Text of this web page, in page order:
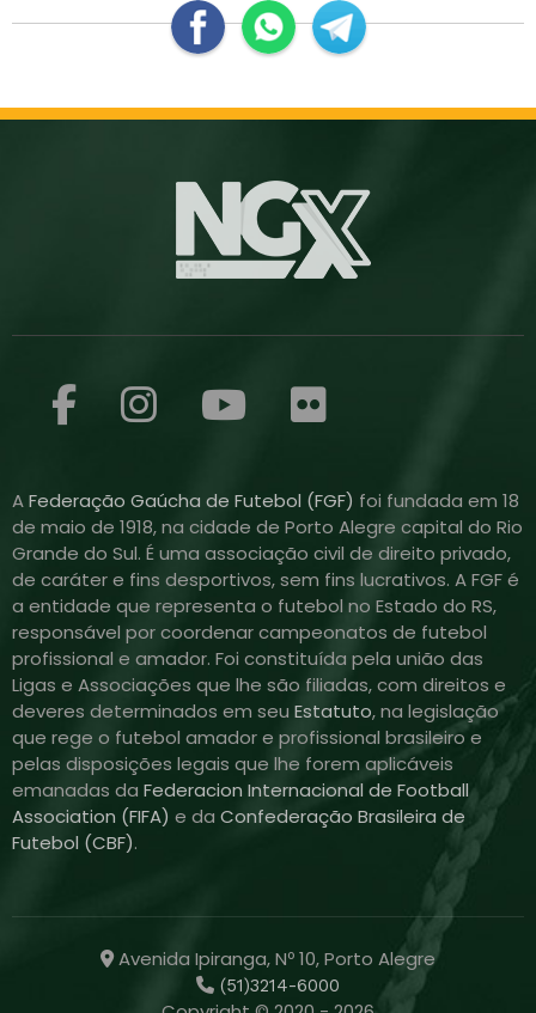
AFederação Gaúcha de Futebol (FGF) foi fundada em 18
de maio de 1918, na cidade de Porto Alegre capital do Rio
Grande do Sul. É uma associação civil de direito privado,
de caráter e fins desportivos, sem fins lucrativos. A FGF é
a entidade que representa o futebol no Estado do RS,
responsável por coordenar campeonatos de futebol
profissional e amador. Foi constituída pela união das
Ligas e Associações que lhe são filiadas, com direitos e
deveres determinados em seu Estatuto, na legislação
que rege o futebol amador e profissional brasileiro e
pelas disposições legais que lhe forem aplicáveis
emanadas da Federacion Internacional de Football
Association (FIFA) e da Confederação Brasileira de
Futebol (CBF).
Avenida Ipiranga, Nº 10, Porto Alegre
(51)3214-6000